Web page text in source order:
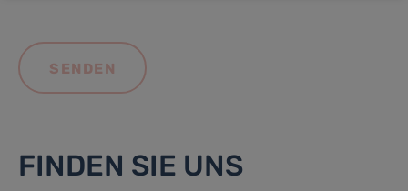
FINDEN SIE UNS